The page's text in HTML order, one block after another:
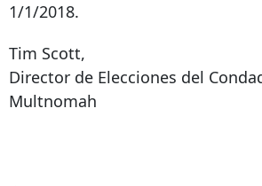
1/1/2018.
Tim Scott,
Director de Elecciones del
Multnomah